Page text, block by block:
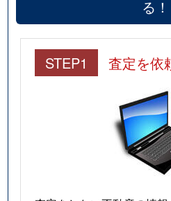
る！
STEP1 査定を依